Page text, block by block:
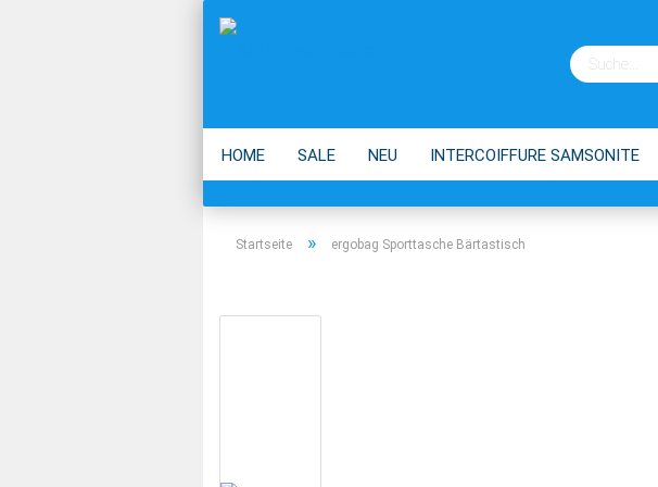
HOME SALE NEU INTERCOIFFURE SAMSONITE
ECO ACCESSOIRES MARKEN EINKAUFSTROLLEY
Startseite » ergobag Sporttasche Bärtastisch